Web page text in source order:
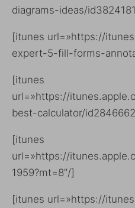
diagrams-ideas/
[itunes url=»https://
expert-5-fill-forms-
[itunes
url=»https://
best-calculator/
[itunes
url=»https://
1959?mt=8″/]
[itunes url=»https://